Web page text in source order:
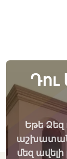
Դու
Եթե Ձեզ
մեզ ավելի